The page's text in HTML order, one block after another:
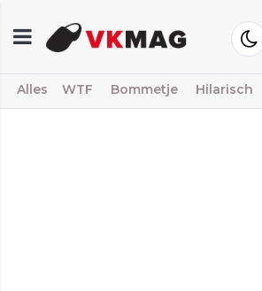
Alles WTF Bommetje Hilarisch